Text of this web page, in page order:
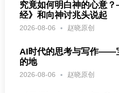
究竟如何明白神的心意
经》和向神讨兆头说起
2026-08-06 赵晓原创
AI时代的思考与写作——
的地
2026-08-06 赵晓原创